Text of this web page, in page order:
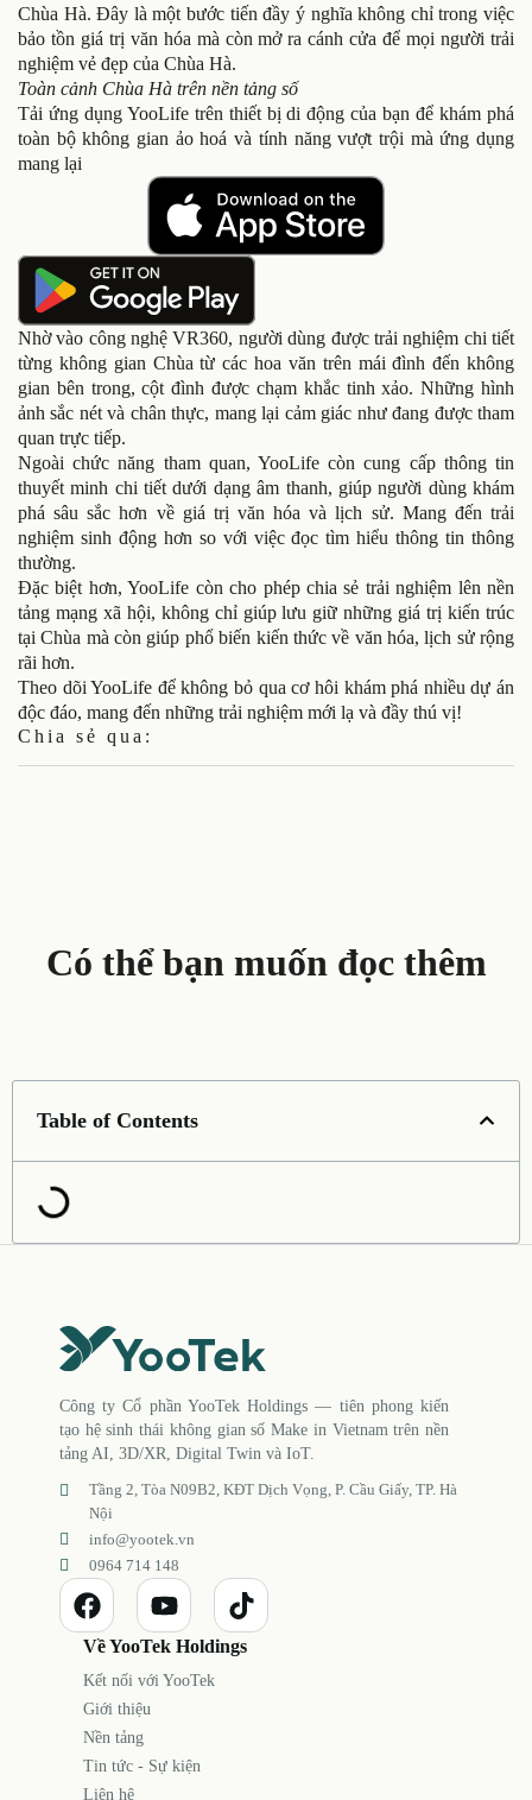
Chùa Hà. Đây là một bước tiến đầy ý nghĩa không chỉ trong việc
bảo tồn giá trị văn hóa mà còn mở ra cánh cửa để mọi người trải
nghiệm vẻ đẹp của Chùa Hà.
Toàn cảnh Chùa Hà trên nền tảng số
Tải ứng dụng YooLife trên thiết bị di động của bạn để khám phá
toàn bộ không gian ảo hoá và tính năng vượt trội mà ứng dụng
mang lại
Nhờ vào công nghệ VR360, người dùng được trải nghiệm chi tiết
từng không gian Chùa từ các hoa văn trên mái đình đến không
gian bên trong, cột đình được chạm khắc tinh xảo. Những hình
ảnh sắc nét và chân thực, mang lại cảm giác như đang được tham
quan trực tiếp.
Ngoài chức năng tham quan, YooLife còn cung cấp thông tin
thuyết minh chi tiết dưới dạng âm thanh, giúp người dùng khám
phá sâu sắc hơn về giá trị văn hóa và lịch sử. Mang đến trải
nghiệm sinh động hơn so với việc đọc tìm hiểu thông tin thông
thường.
Đặc biệt hơn, YooLife còn cho phép chia sẻ trải nghiệm lên nền
tảng mạng xã hội, không chỉ giúp lưu giữ những giá trị kiến trúc
tại Chùa mà còn giúp phổ biến kiến thức về văn hóa, lịch sử rộng
rãi hơn.
Theo dõi YooLife để không bỏ qua cơ hôi khám phá nhiều dự án
độc đáo, mang đến những trải nghiệm mới lạ và đầy thú vị!
Chia sẻ qua:
Có thể bạn muốn đọc thêm
Table of Contents
Công ty Cổ phần YooTek Holdings — tiên phong kiến
tạo hệ sinh thái không gian số Make in Vietnam trên nền
tảng AI, 3D/XR, Digital Twin và IoT.
Tầng 2, Tòa N09B2, KĐT Dịch Vọng, P. Cầu Giấy, TP. Hà
Nội
info@yootek.vn
0964 714 148
Về YooTek Holdings
Kết nối với YooTek
Giới thiệu
Nền tảng
Tin tức - Sự kiện
Liên hệ